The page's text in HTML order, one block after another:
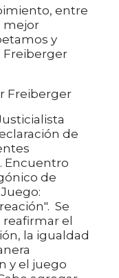
entre
mejor
y
Freiberger
Freiberger
de
Encuentro
de
Se
el
la igualdad
y el juego